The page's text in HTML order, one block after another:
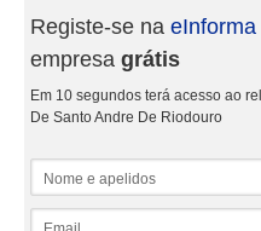
Registe-se na eInforma
empresa grátis
Em 10 segundos terá acesso ao
De Santo Andre De Riodouro